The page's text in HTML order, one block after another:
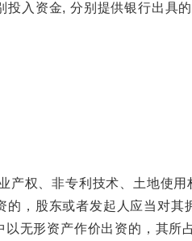
投入资金, 分别提供银行出具
权、非专利技术、土地使用
的，股东或者发起人应当对
以无形资产作价出资的，其